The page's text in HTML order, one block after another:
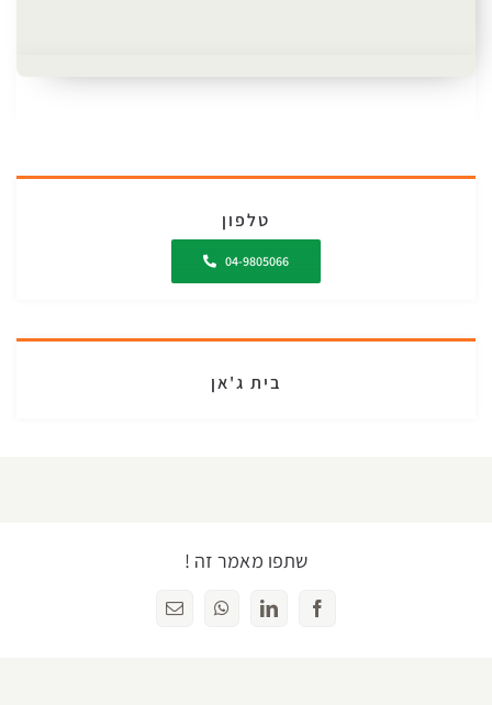
טלפון
04-9805066
בית ג'אן
שתפו מאמר זה !
Facebook
LinkedIn
WhatsAppכתובת